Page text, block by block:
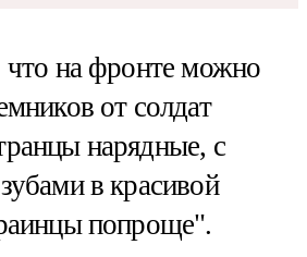
на фронте можно
от солдат
нарядные, с
в красивой
попроще".